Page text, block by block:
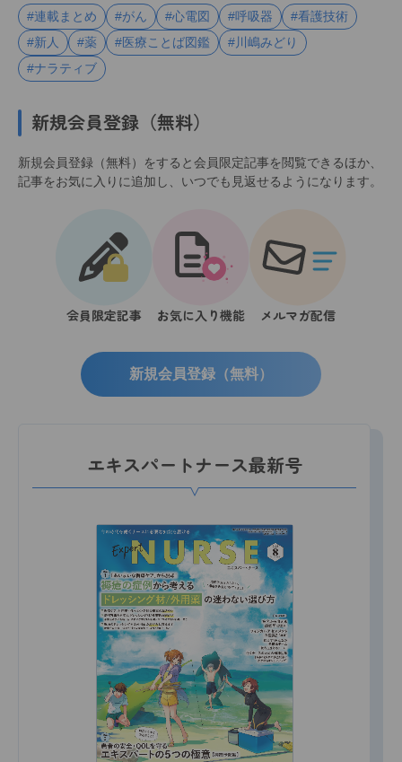
#連載まとめ #がん #心電図 #呼吸器
#看護技術
#新人
#薬 #医療ことば図鑑
#川嶋みどり
#ナラティブ
新規会員登録（無料）
新規会員登録（無料）をすると会員限定記事を閲覧できるほか、
記事をお気に入りに追加し、いつでも見返せるようになります。
会員限定記事 お気に入り機能 メルマガ配信
新規会員登録（無料）
エキスパートナース最新号